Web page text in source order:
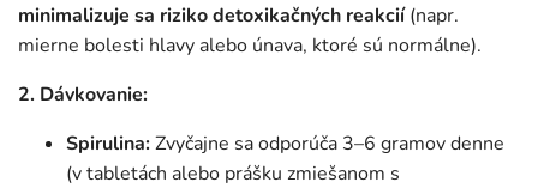
minimalizuje sa riziko detoxikačných reakcií(napr.
mierne bolesti hlavy alebo únava, ktoré sú normálne).
2. Dávkovanie:
Spirulina:Zvyčajne sa odporúča 3–6 gramov denne
(v tabletách alebo prášku zmiešanom s